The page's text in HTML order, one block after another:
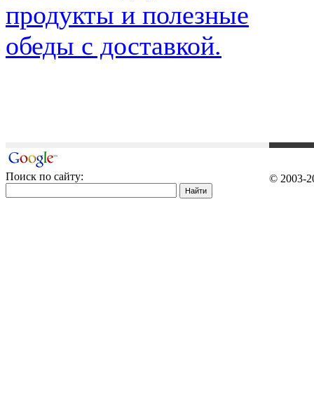
продукты и полезные
обеды с доставкой.
Поиск по сайту: © 2003-